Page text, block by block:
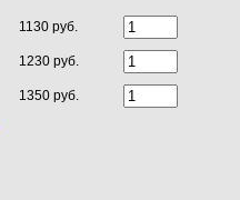
1130 руб.
1230 руб.
1350 руб.